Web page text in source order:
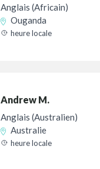
Anglais (Africain)
Ouganda
heure locale
Andrew M.
Anglais (Australien)
Australie
heure locale